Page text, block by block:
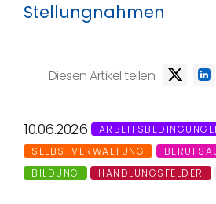
Stellungnahmen
Diesen Artikel teilen:
10.06.2026
SELBSTVERWALTUNG
BILDUNG
HANDLUNGSFELDER